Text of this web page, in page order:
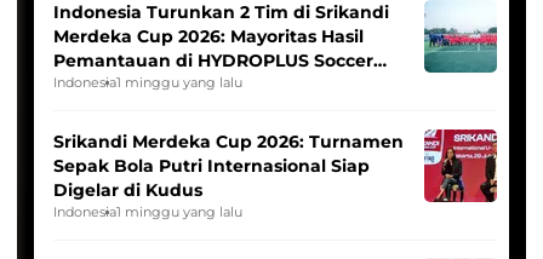
Indonesia Turunkan 2 Tim di Srikandi
Merdeka Cup 2026: Mayoritas Hasil
Pemantauan di HYDROPLUS Soccer
League
Indonesia1 minggu yang lalu
Srikandi Merdeka Cup 2026: Turnamen
Sepak Bola Putri Internasional Siap
Digelar di Kudus
Indonesia1 minggu yang lalu